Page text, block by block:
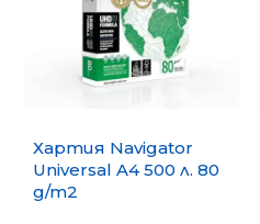
Хартия Navigator
Universal A4 500 л. 80
g/m2